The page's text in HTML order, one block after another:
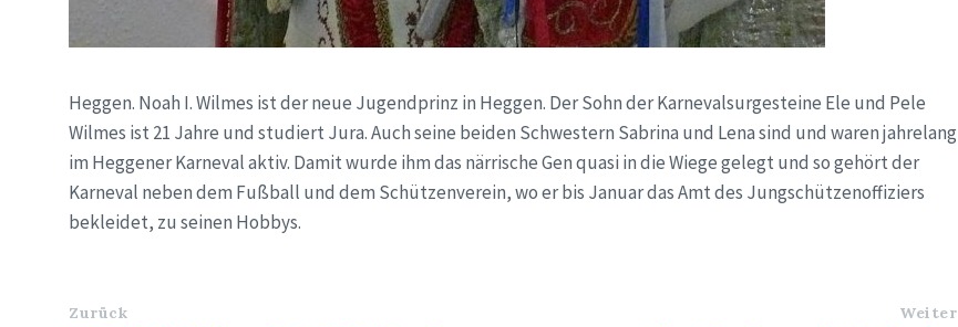
Heggen. Noah I. Wilmes ist der neue Jugendprinz in Heggen. Der Sohn der Karnevalsurgesteine Ele und Pele
Wilmes ist 21 Jahre und studiert Jura. Auch seine beiden Schwestern Sabrina und Lena sind und waren jahrelang
im Heggener Karneval aktiv. Damit wurde ihm das närrische Gen quasi in die Wiege gelegt und so gehört der
Karneval neben dem Fußball und dem Schützenverein, wo er bis Januar das Amt des Jungschützenoffiziers
bekleidet, zu seinen Hobbys.
Zurück Weiter